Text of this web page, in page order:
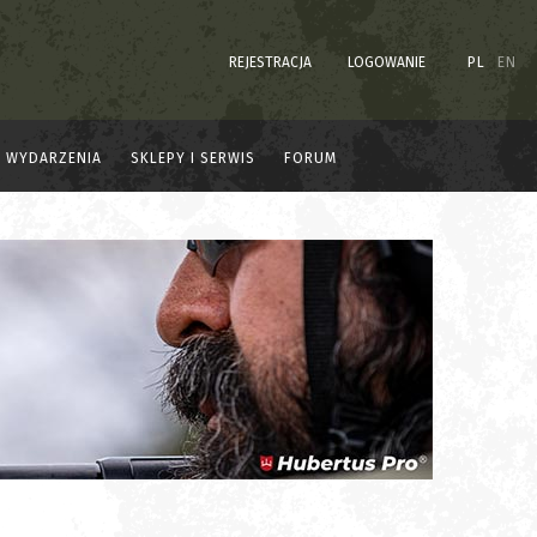
REJESTRACJA LOGOWANIE PL EN
WYDARZENIA SKLEPY I SERWIS FORUM